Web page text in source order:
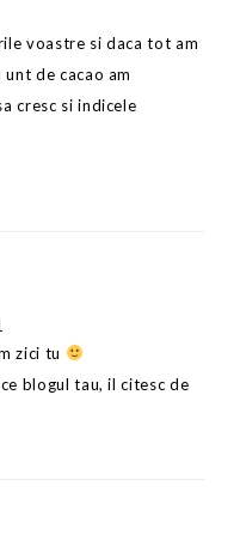
voastre si daca tot am
de cacao am
cresc si indicele
zici tu
blogul tau, il citesc de